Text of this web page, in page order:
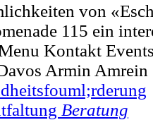
von
115 ein
Kontakt
Armin Amrein
Beratung